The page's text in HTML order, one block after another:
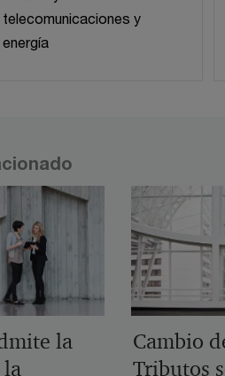
telecomunicaciones y
energía
la
la
Cambio
Tributos